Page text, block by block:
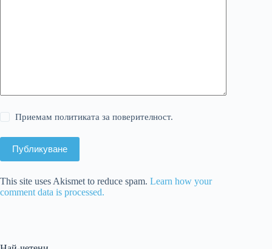
Приемам политиката за поверителност.
Публикуване
This site uses Akismet to reduce spam. Learn how your
comment data is processed.